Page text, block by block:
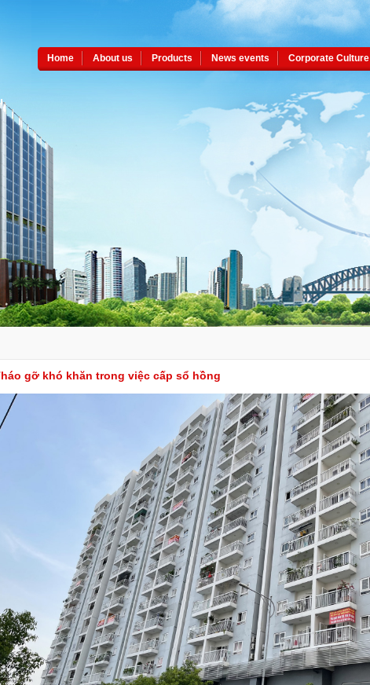
Home About us Products News events Corporate Culture
gỡ khó khăn trong việc cấp sổ hồng